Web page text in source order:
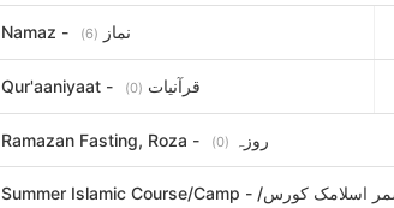
Namaz - نماز (6)
Qur'aaniyaat - قرآنیات (0)
Ramazan Fasting, Roza - روزہ (0)
Summer Islamic Course/Camp - سمر اسلامک کورس/